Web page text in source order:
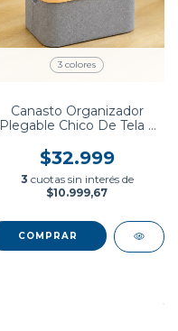
3 colores
Canasto Organizador
Plegable Chico De Tela y
$32.999
3 cuotas sin interés de
$10.999,67
COMPRAR